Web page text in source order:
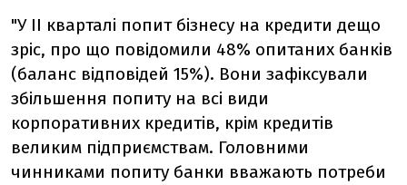
"У ІІ кварталі попит бізнесу на кредити дещо
зріс, про що повідомили 48% опитаних банків
(баланс відповідей 15%). Вони зафіксували
збільшення попиту на всі види
корпоративних кредитів, крім кредитів
великим підприємствам. Головними
чинниками попиту банки вважають потреби